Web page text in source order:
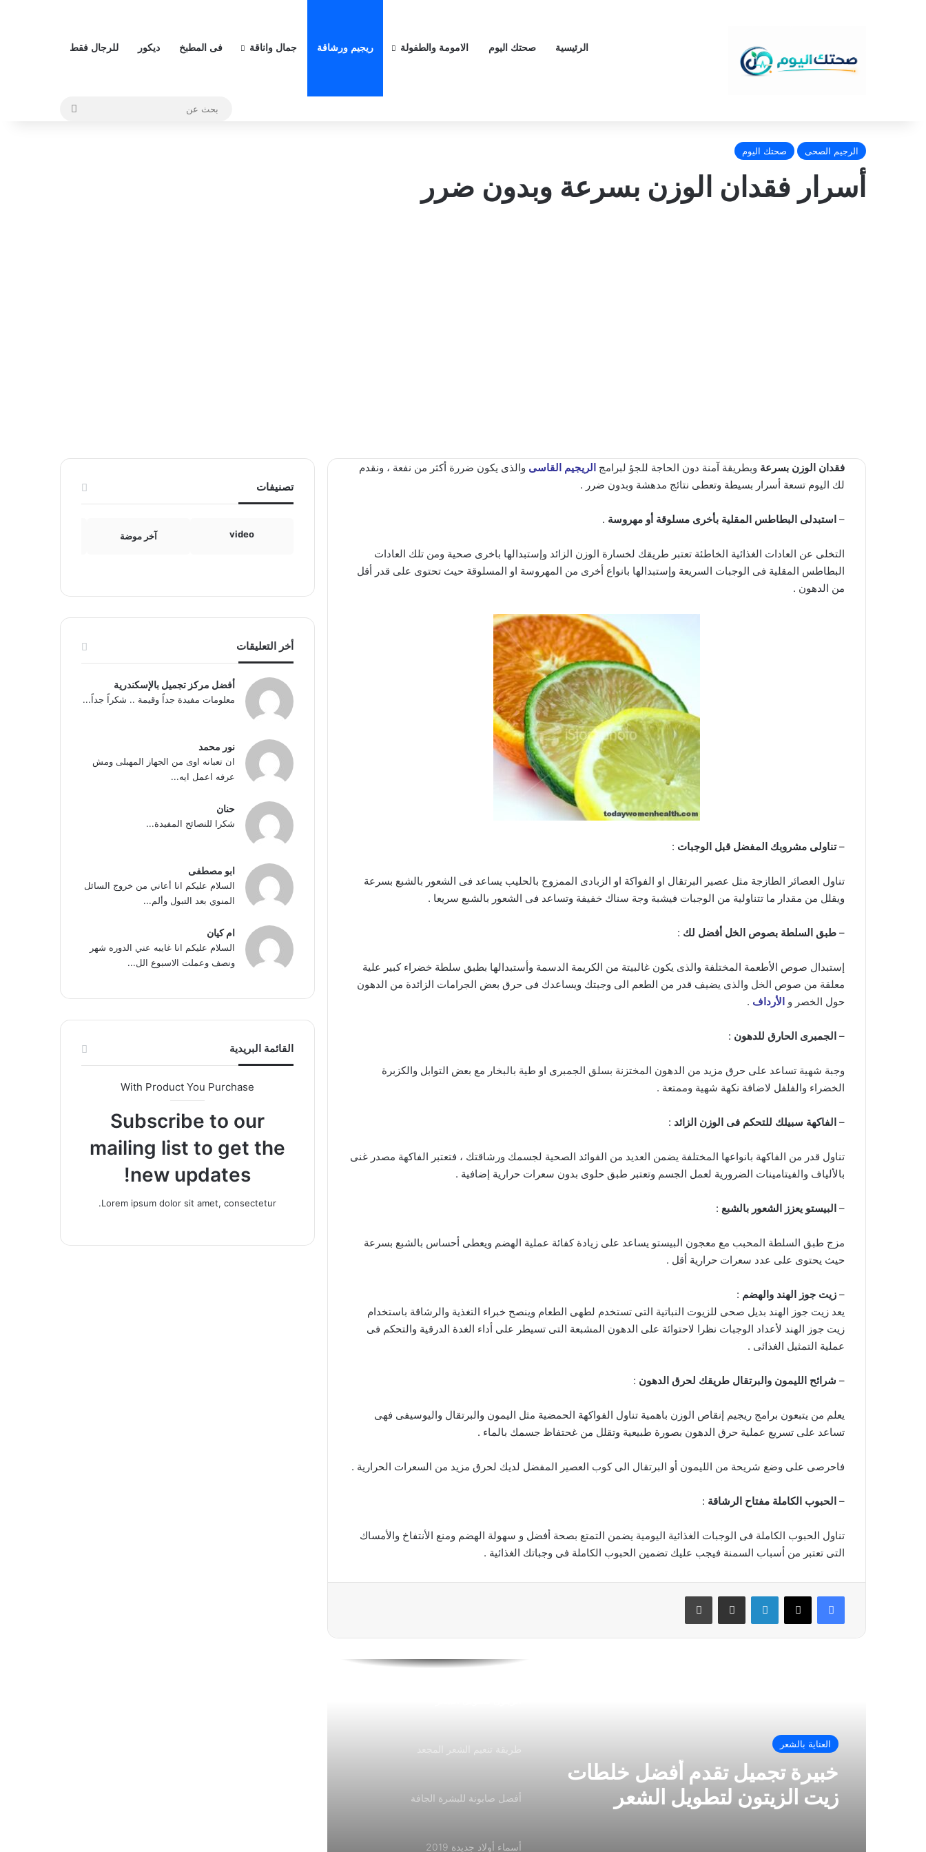
الرئيسية صحتك اليوم الامومة والطفولة ريجيم ورشاقة جمال واناقة فى المطبخ ديكور للرجال فقط
الرجيم الصحى صحتك اليوم
أسرار فقدان الوزن بسرعة وبدون ضرر
فقدان الوزن بسرعة وبطريقة آمنة دون الحاجة للجؤ لبرامج الريجيم القاسى والذى يكون ضررة أكثر من نفعة ، ونقدم
لك اليوم تسعة أسرار بسيطة وتعطى نتائج مدهشة وبدون ضرر .
– استبدلى البطاطس المقلية بأخرى مسلوقة أو مهروسة .
التخلى عن العادات الغذائية الخاطئة تعتبر طريقك لخسارة الوزن الزائد وإستبدالها باخرى صحية ومن تلك العادات
البطاطس المقلية فى الوجبات السريعة وإستبدالها بانواع أخرى من المهروسة او المسلوقة حيث تحتوى على قدر أقل
من الدهون .
–تناولى مشروبك المفضل قبل الوجبات :
تناول العصائر الطازجة مثل عصير البرتقال او الفواكة او الزبادى الممزوج بالحليب يساعد فى الشعور بالشبع بسرعة
ويقلل من مقدار ما تتناولية من الوجبات فيشبة وجة سناك خفيفة وتساعد فى الشعور بالشبع سريعا .
– طبق السلطة بصوص الخل أفضل لك :
إستبدال صوص الأطعمة المختلفة والذى يكون غالبيتة من الكريمة الدسمة وأستبدالها بطبق سلطة خضراء كبير علية
معلقة من صوص الخل والذى يضيف قدر من الطعم الى وجبتك ويساعدك فى حرق بعض الجرامات الزائدة من الدهون
حول الخصر و الأرداف .
– الجمبرى الحارق للدهون :
وجبة شهية تساعد على حرق مزيد من الدهون المختزنة بسلق الجمبرى او طية بالبخار مع بعض التوابل والكزبرة
الخضراء والفلفل لاضافة نكهة شهية وممتعة .
– الفاكهة سبيلك للتحكم فى الوزن الزائد :
تناول قدر من الفاكهة بانواعها المختلفة يضمن العديد من الفوائد الصحية لجسمك ورشاقتك ، فتعتبر الفاكهة مصدر غنى
بالألياف والفيتامينات الضرورية لعمل الجسم وتعتبر طبق حلوى بدون سعرات حرارية إضافية .
– البيستو يعزز الشعور بالشبع :
مزج طبق السلطة المحبب مع معجون البيستو يساعد على زيادة كفائة عملية الهضم ويعطى أحساس بالشبع بسرعة
حيث يحتوى على عدد سعرات حرارية أقل .
– زيت جوز الهند والهضم :
يعد زيت جوز الهند بديل صحى للزيوت النباتية التى تستخدم لطهى الطعام وينصح خبراء التغذية والرشاقة باستخدام
زيت جوز الهند لأعداد الوجبات نظرا لاحتوائة على الدهون المشبعة التى تسيطر على أداء الغدة الدرقية والتحكم فى
عملية التمثيل الغذائى .
– شرائح الليمون والبرتقال طريقك لحرق الدهون :
يعلم من يتبعون برامج ريجيم إنقاص الوزن باهمية تناول الفواكهة الحمضية مثل اليمون والبرتقال واليوسيفى فهى
تساعد على تسريع عملية حرق الدهون بصورة طبيعية وتقلل من غحتفاظ جسمك بالماء .
فاحرصى على وضع شريحة من الليمون أو البرتقال الى كوب العصير المفضل لديك لحرق مزيد من السعرات الحرارية .
– الحبوب الكاملة مفتاح الرشاقة :
تناول الحبوب الكاملة فى الوجبات الغذائية اليومية يضمن التمتع بصحة أفضل و سهولة الهضم ومنع الأنتفاخ والأمساك
التى تعتبر من أسباب السمنة فيجب عليك تضمين الحبوب الكاملة فى وجباتك الغذائية .
فيسبوك لينكدإن
العناية بالشعر
خبيرة تجميل تقدم أفضل خلطات
زيت الزيتون لتطويل الشعر
أفضل طرق حرق الدهون بسرعة جنونية
خلطات لتبييض المناطق السوداء في الجسم
نهائيا
أفضل صابونة للبشرة الجافة
أسماء أولاد جديدة 2019
تصنيفات
video آخر موضة
أخر التعليقات
أفضل مركز تجميل بالإسكندرية
معلومات مفيدة جداً وقيمة .. شكراً جداً...
نور محمد
ان تعبانه اوى من الجهاز المهبلى ومش
عرفه اعمل ايه...
حنان
شكرا للنصائح المفيدة...
ابو مصطفى
السلام عليكم انا أعاني من خروج السائل
المنوي بعد التبول وألم...
ام كيان
السلام عليكم انا غايبه عني الدوره شهر
ونصف وعملت الاسبوع الل...
القائمة البريدية
With Product You Purchase
Subscribe to our
mailing list to get the
new updates!
Lorem ipsum dolor sit amet, consectetur.